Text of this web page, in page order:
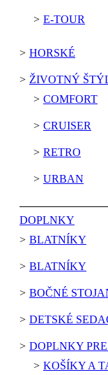
E-TOUR
HORSKÉ
ŽIVOTNÝ
COMFORT
CRUISER
RETRO
URBAN
DOPLNKY
BLATNÍKY
BLATNÍKY
BOČNÉ
DETSKÉ
DOPLNKY
KOŠÍKY A